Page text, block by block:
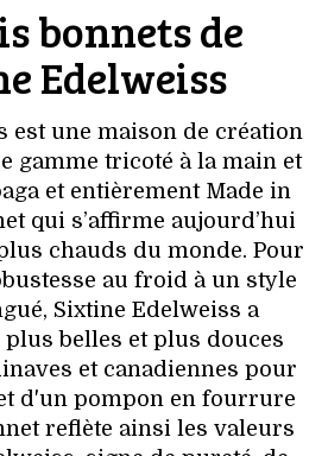
bonnets de
Edelweiss
est une maison de création
gamme tricoté à la main et
et entièrement Made in
qui s’affirme aujourd’hui
chauds du monde. Pour
au froid à un style
Sixtine Edelweiss a
belles et plus douces
et canadiennes pour
d'un pompon en fourrure
reflète ainsi les valeurs